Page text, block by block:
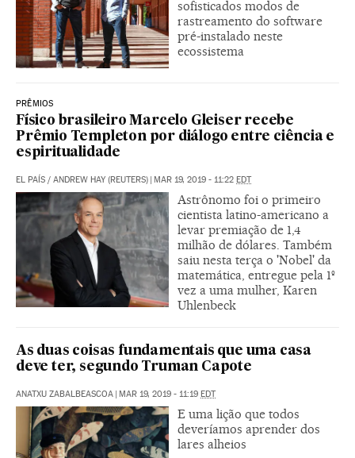
sofisticados modos de
rastreamento do software
pré-instalado neste
ecossistema
PRÊMIOS
Físico brasileiro Marcelo Gleiser recebe
Prêmio Templeton por diálogo entre ciência e
espiritualidade
EL PAÍS / ANDREW HAY (REUTERS) | MAR 19, 2019 - 11:22 EDT
Astrônomo foi o primeiro
cientista latino-americano a
levar premiação de 1,4
milhão de dólares. Também
saiu nesta terça o 'Nobel' da
matemática, entregue pela 1º
vez a uma mulher, Karen
Uhlenbeck
As duas coisas fundamentais que uma casa
deve ter, segundo Truman Capote
ANATXU ZABALBEASCOA | MAR 19, 2019 - 11:19 EDT
E uma lição que todos
deveríamos aprender dos
lares alheios